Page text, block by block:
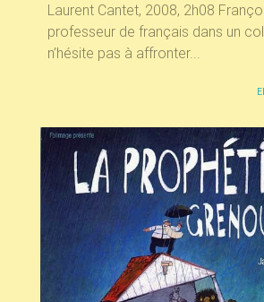
Laurent Cantet, 2008, 2h08
professeur de français dans un
n’hésite pas à affronter...